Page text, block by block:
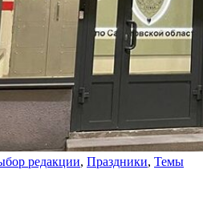
редакции, Праздники, Темы